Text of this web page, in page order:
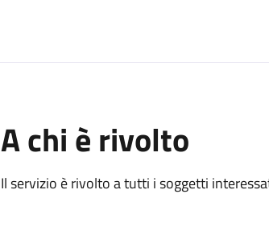
A chi è rivolto
Il servizio è rivolto a tutti i soggetti